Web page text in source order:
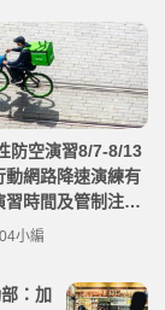
防空演習8/7-8/13
動網路降速演練有
習時間及管制注意
小編
：加